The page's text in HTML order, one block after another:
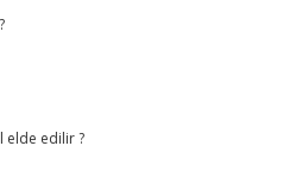
elde edilir ?